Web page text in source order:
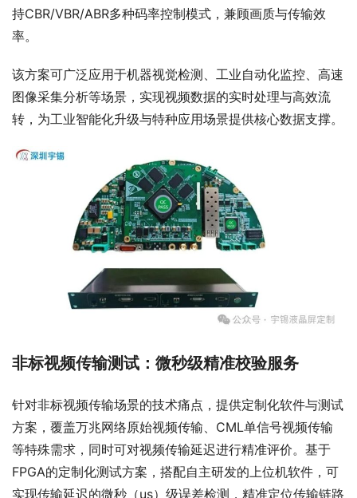
持CBR/VBR/ABR多种码率控制模式，兼顾画质与传输效
率。
该方案可广泛应用于机器视觉检测、工业自动化监控、高速
图像采集分析等场景，实现视频数据的实时处理与高效流
转，为工业智能化升级与特种应用场景提供核心数据支撑。
非标视频传输测试：微秒级精准校验服务
针对非标视频传输场景的技术痛点，提供定制化软件与测试
方案，覆盖万兆网络原始视频传输、CML单信号视频传输
等特殊需求，同时可对视频传输延迟进行精准评价。基于
FPGA的定制化测试方案，搭配自主研发的上位机软件，可
实现传输延迟的微秒（us）级误差检测，精准定位传输链路